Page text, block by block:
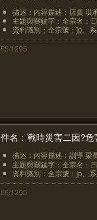
描述：內容描述：店員 洪
主題與關鍵字：全宗名：
資料識別：全宗號：jp、
55/1295
件名：戰時災害二因?
描述：內容描述：訓導 梁
主題與關鍵字：全宗名：
資料識別：全宗號：jp、
56/1295